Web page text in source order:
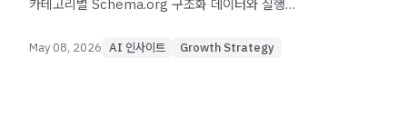
카테고리별 Schema.org 구조화 데이터와 실행
정리했습니다.
May 08, 2026 AI 인사이트 Growth Strategy